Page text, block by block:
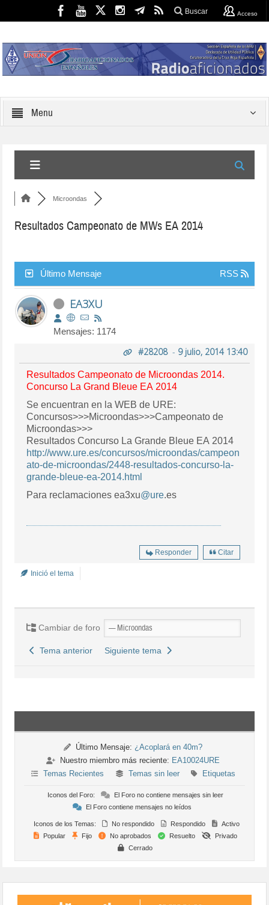
Buscar Acceso
Menu
Microondas
Resultados Campeonato de MWs EA 2014
Último Mensaje RSS
EA3XU
Mensajes: 1174
#28208- 9 julio, 2014 13:40
Resultados Campeonato de Microondas 2014.
Concurso La Grand Bleue EA 2014
Se encuentran en la WEB de URE:
Concursos>>>Microondas>>>Campeonato de
Microondas>>>
Resultados Concurso La Grande Bleue EA 2014
http://www.ure.es/concursos/microondas/campeon
ato-de-microondas/2448-resultados-concurso-la-
grande-bleue-ea-2014.html
Para reclamaciones ea3xu@ure.es
Responder Citar
Inició el tema
Cambiar de foro
Tema anterior Siguiente tema
Último Mensaje: ¿Acoplará en 40m?
Nuestro miembro más reciente: EA10024URE
Temas Recientes
Temas sin leer Etiquetas
Iconos del Foro:
El Foro no contiene mensajes sin leer
El Foro contiene mensajes no leídos
Iconos de los Temas: No respondido Respondido
Activo
Popular
Fijo No aprobados Resuelto
Privado
Cerrado